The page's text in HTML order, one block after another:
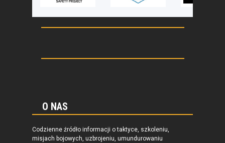
O NAS
Codzienne źródło informacji o taktyce, szkoleniu,
misjach bojowych, uzbrojeniu, umundurowaniu